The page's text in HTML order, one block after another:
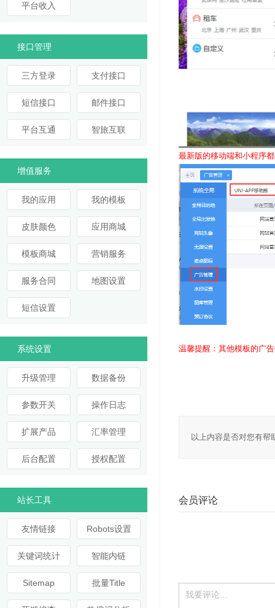
平台收入
接口管理
三方登录 支付接口
短信接口 邮件接口
平台互通 智旅互联
增值服务
我的应用 我的模板
皮肤颜色 应用商城
模板商城 营销服务
服务合同 地图设置
短信设置
系统设置
升级管理 数据备份
参数开关 操作日志
扩展产品 汇率管理
后台配置 授权配置
站长工具
友情链接 Robots设置
关键词统计 智能内链
Sitemap 批量Title
最新版的移动端和小程序
温馨提醒：其他模板的广
以上内容是否对您有帮
会员评论